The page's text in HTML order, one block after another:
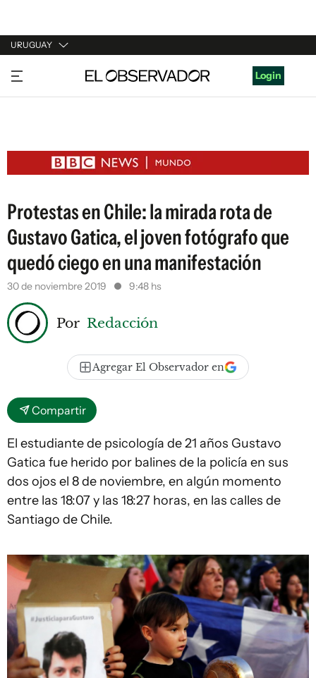
URUGUAY
URUGUAY
ARGENTINA
ESTADOS UNIDOS
Login
Protestas en Chile: la mirada rota de
Gustavo Gatica, el joven fotógrafo que
quedó ciego en una manifestación
30 de noviembre 2019 9:48 hs
Por Redacción
Agregar El Observador en
Compartir
El estudiante de psicología de 21 años Gustavo
Gatica fue herido por balines de la policía en sus
dos ojos el 8 de noviembre, en algún momento
entre las 18:07 y las 18:27 horas, en las calles de
Santiago de Chile.